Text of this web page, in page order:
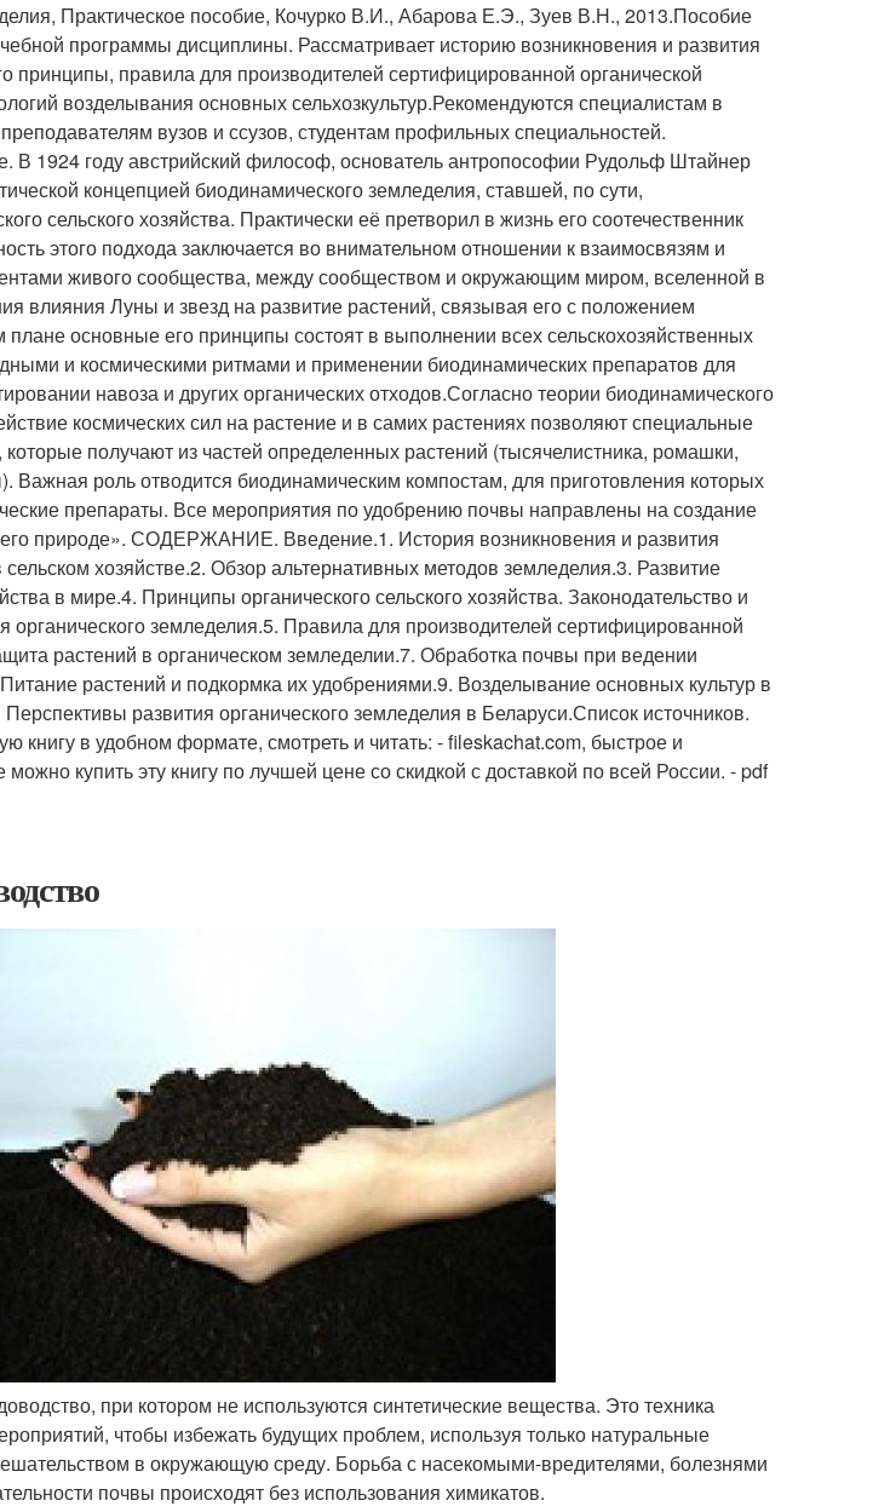
Практическое пособие, Кочурко В.И., Абарова Е.Э., Зуев В.Н., 2013.Пособие
программы дисциплины. Рассматривает историю возникновения и развития
принципы, правила для производителей сертифицированной органической
возделывания основных сельхозкультур.Рекомендуются специалистам в
преподавателям вузов и ссузов, студентам профильных специальностей.
В 1924 году австрийский философ, основатель антропософии Рудольф Штайнер
концепцией биодинамического земледелия, ставшей, по сути,
сельского хозяйства. Практически её претворил в жизнь его соотечественник
этого подхода заключается во внимательном отношении к взаимосвязям и
живого сообщества, между сообществом и окружающим миром, вселенной в
влияния Луны и звезд на развитие растений, связывая его с положением
плане основные его принципы состоят в выполнении всех сельскохозяйственных
и космическими ритмами и применении биодинамических препаратов для
навоза и других органических отходов.Согласно теории биодинамического
космических сил на растение и в самих растениях позволяют специальные
получают из частей определенных растений (тысячелистника, ромашки,
Важная роль отводится биодинамическим компостам, для приготовления которых
препараты. Все мероприятия по удобрению почвы направлены на создание
природе». СОДЕРЖАНИЕ. Введение.1. История возникновения и развития
хозяйстве.2. Обзор альтернативных методов земледелия.3. Развитие
в мире.4. Принципы органического сельского хозяйства. Законодательство и
органического земледелия.5. Правила для производителей сертифицированной
растений в органическом земледелии.7. Обработка почвы при ведении
растений и подкормка их удобрениями.9. Возделывание основных культур в
развития органического земледелия в Беларуси.Список источников.
книгу в удобном формате, смотреть и читать: - fileskachat.com, быстрое и
купить эту книгу по лучшей цене со скидкой с доставкой по всей России. - pdf
при котором не используются синтетические вещества. Это техника
чтобы избежать будущих проблем, используя только натуральные
в окружающую среду. Борьба с насекомыми-вредителями, болезнями
почвы происходят без использования химикатов.